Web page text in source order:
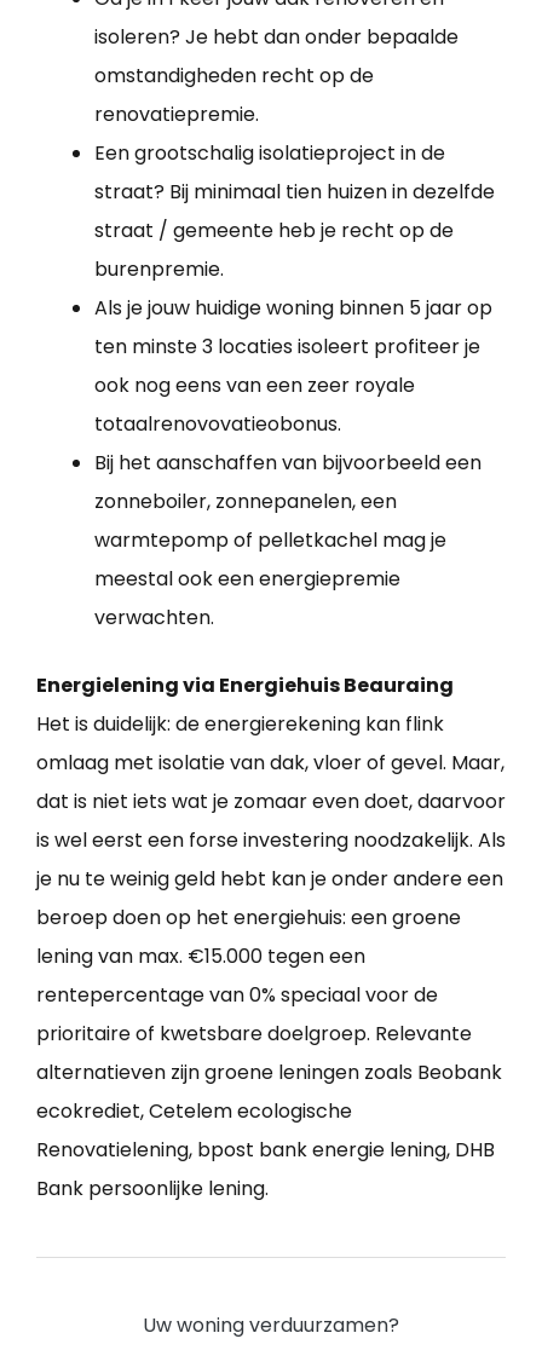
isoleren? Je hebt dan onder bepaalde
omstandigheden recht op de
renovatiepremie.
Een grootschalig isolatieproject in de
straat? Bij minimaal tien huizen in dezelfde
straat / gemeente heb je recht op de
burenpremie.
Als je jouw huidige woning binnen 5 jaar op
ten minste 3 locaties isoleert profiteer je
ook nog eens van een zeer royale
totaalrenovovatieobonus.
Bij het aanschaffen van bijvoorbeeld een
zonneboiler, zonnepanelen, een
warmtepomp of pelletkachel mag je
meestal ook een energiepremie
verwachten.
Energielening via Energiehuis Beauraing
Het is duidelijk: de energierekening kan flink
omlaag met isolatie van dak, vloer of gevel. Maar,
dat is niet iets wat je zomaar even doet, daarvoor
is wel eerst een forse investering noodzakelijk. Als
je nu te weinig geld hebt kan je onder andere een
beroep doen op het energiehuis: een groene
lening van max. €15.000 tegen een
rentepercentage van 0% speciaal voor de
prioritaire of kwetsbare doelgroep. Relevante
alternatieven zijn groene leningen zoals Beobank
ecokrediet, Cetelem ecologische
Renovatielening, bpost bank energie lening, DHB
Bank persoonlijke lening.
Uw woning verduurzamen?